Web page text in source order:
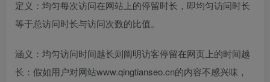
定义：均匀每次访问在网站上的停留时长，即均匀访问时长
等于总访问时长与访问次数的比值。
涵义：均匀访问时间越长则阐明访客停留在网页上的时间越
长：假如用户对网站www.qingtianseo.cn的内容不感兴味，